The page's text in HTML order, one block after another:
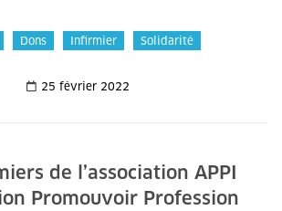
Dons Infirmier Solidarité
25 février 2022
de l’association APPI
Promouvoir Profession